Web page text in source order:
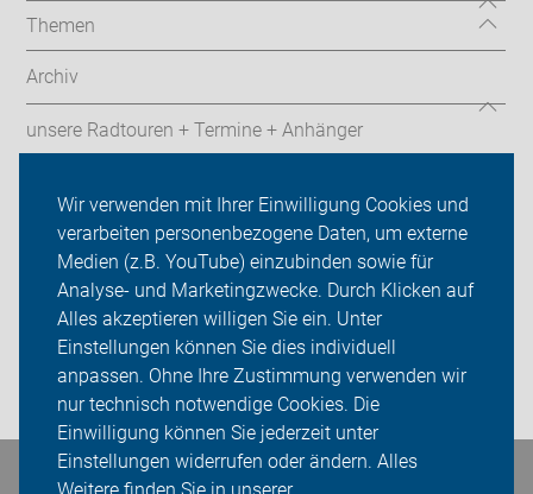
Wir verwenden mit Ihrer Einwilligung Cookies und
verarbeiten personenbezogene Daten, um externe
Medien (z.B. YouTube) einzubinden sowie für
Analyse- und Marketingzwecke. Durch Klicken auf
Alles akzeptieren willigen Sie ein. Unter
Einstellungen können Sie dies individuell
anpassen. Ohne Ihre Zustimmung verwenden wir
nur technisch notwendige Cookies. Die
Einwilligung können Sie jederzeit unter
Einstellungen widerrufen oder ändern. Alles
Themen
Archiv
unsere Radtouren + Termine + Anhänger
ADFC Havixbeck
Sei dabei
Presse
Login